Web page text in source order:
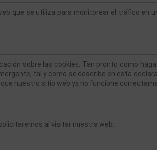
que se utiliza para monitorear el tráfico en
sobre las cookies. Tan pronto como haga
tal y como se describe en esta
nuestro sitio web ya no funcione
al visitar nuestra web.